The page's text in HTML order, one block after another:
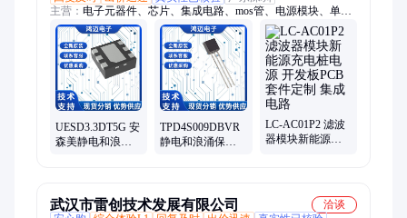
主营： 电子元器件、芯片、集成电路、mos管、电源模块、单片
机、汽车芯片、IGBT管、串口拓展芯片、电源管理芯片、存储
芯片、存储ic、ic、二极管、三极管、晶体管、GPU、电源芯
片、驱动ic、车规芯片、NXP芯片、TI芯片、ADI芯片、元器件
配单、bom表配单
UESD3.3DT5G 安
森美静电和浪涌
TPD4S009DBVR
静电和浪涌保护
LC-AC01P2 滤波
器模块新能源充
武汉市雷创技术发展有限公司
洽谈